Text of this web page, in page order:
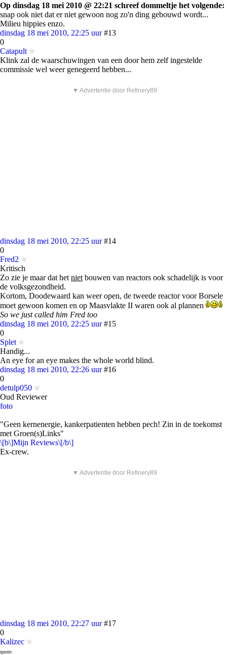
Op dinsdag 18 mei 2010 @ 22:21 schreef dommeltje het volgende:
snap ook niet dat er niet gewoon nog zo'n ding gebouwd wordt...
Milieu hippies enzo.
dinsdag 18 mei 2010, 22:25 uur #13
0
Catapult
Klink zal de waarschuwingen van een door hem zelf ingestelde
commissie wel weer genegeerd hebben...
▼ Advertentie door Refinery89
dinsdag 18 mei 2010, 22:25 uur #14
0
Fred2
Kritisch
Zo zie je maar dat het niet bouwen van reactors ook schadelijk is voor
de volksgezondheid.
Kortom, Doodewaard kan weer open, de tweede reactor voor Borsele
moet gewoon komen en op Maasvlakte II waren ook al plannen
So we just called him Fred too
dinsdag 18 mei 2010, 22:25 uur #15
0
Splet
Handig...
An eye for an eye makes the whole world blind.
dinsdag 18 mei 2010, 22:26 uur #16
0
detulp050
Oud Reviewer
foto
"Geen kernenergie, kankerpatienten hebben pech! Zin in de toekomst
met Groen(s)Links"
\[b\]Mijn Reviews\[/b\]
Ex-crew.
▼ Advertentie door Refinery89
dinsdag 18 mei 2010, 22:27 uur #17
0
Kalizec
quote: